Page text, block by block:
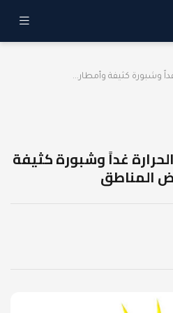
وشبورة كثيفة وأمطار...
غداً وشبورة كثيفة
المناطق